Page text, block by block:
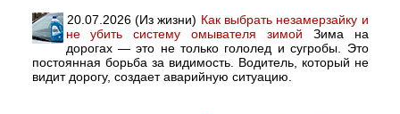
20.07.2026 (Из жизни) Как выбрать незамерзайку и
не убить систему омывателя зимой Зима на
дорогах — это не только гололед и сугробы. Это
постоянная борьба за видимость. Водитель, который не
видит дорогу, создает аварийную ситуацию.